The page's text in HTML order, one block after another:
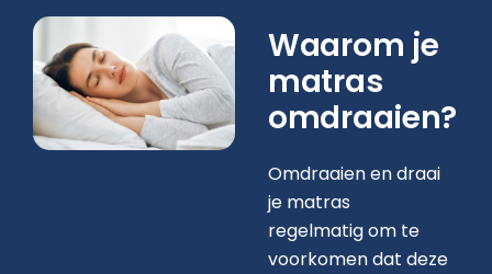
Waarom je
matras
omdraaien?
Omdraaien en draai
je matras
regelmatig om te
voorkomen dat deze